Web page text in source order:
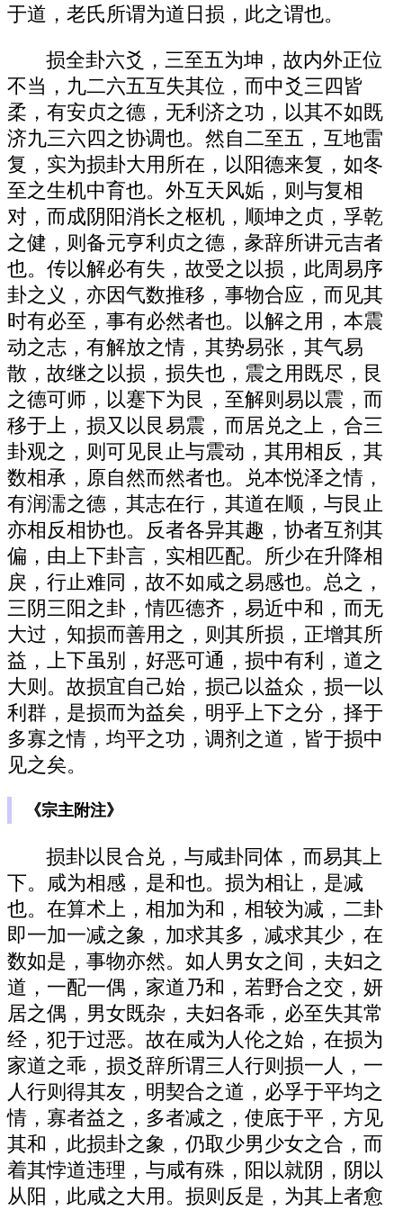
于道，老氏所谓为道日损，此之谓也。
损全卦六爻，三至五为坤，故内外正位
不当，九二六五互失其位，而中爻三四皆
柔，有安贞之德，无利济之功，以其不如既
济九三六四之协调也。然自二至五，互地雷
复，实为损卦大用所在，以阳德来复，如冬
至之生机中育也。外互天风姤，则与复相
对，而成阴阳消长之枢机，顺坤之贞，孚乾
之健，则备元亨利贞之德，彖辞所讲元吉者
也。传以解必有失，故受之以损，此周易序
卦之义，亦因气数推移，事物合应，而见其
时有必至，事有必然者也。以解之用，本震
动之志，有解放之情，其势易张，其气易
散，故继之以损，损失也，震之用既尽，艮
之德可师，以蹇下为艮，至解则易以震，而
移于上，损又以艮易震，而居兑之上，合三
卦观之，则可见艮止与震动，其用相反，其
数相承，原自然而然者也。兑本悦泽之情，
有润濡之德，其志在行，其道在顺，与艮止
亦相反相协也。反者各异其趣，协者互剂其
偏，由上下卦言，实相匹配。所少在升降相
戾，行止难同，故不如咸之易感也。总之，
三阴三阳之卦，情匹德齐，易近中和，而无
大过，知损而善用之，则其所损，正增其所
益，上下虽别，好恶可通，损中有利，道之
大则。故损宜自己始，损己以益众，损一以
利群，是损而为益矣，明乎上下之分，择于
多寡之情，均平之功，调剂之道，皆于损中
见之矣。
《宗主附注》
损卦以艮合兑，与咸卦同体，而易其上
下。咸为相感，是和也。损为相让，是减
也。在算术上，相加为和，相较为减，二卦
即一加一减之象，加求其多，减求其少，在
数如是，事物亦然。如人男女之间，夫妇之
道，一配一偶，家道乃和，若野合之交，妍
居之偶，男女既杂，夫妇各乖，必至失其常
经，犯于过恶。故在咸为人伦之始，在损为
家道之乖，损爻辞所谓三人行则损一人，一
人行则得其友，明契合之道，必孚于平均之
情，寡者益之，多者减之，使底于平，方见
其和，此损卦之象，仍取少男少女之合，而
着其悖道违理，与咸有殊，阳以就阴，阴以
从阳，此咸之大用。损则反是，为其上者愈